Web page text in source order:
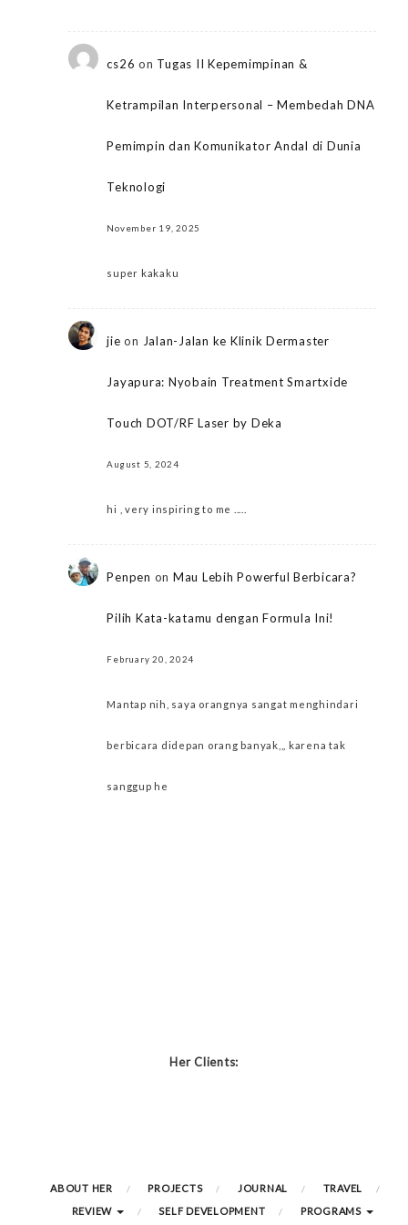
cs26 on Tugas II Kepemimpinan &
Ketrampilan Interpersonal – Membedah DNA
Pemimpin dan Komunikator Andal di Dunia
Teknologi
November 19, 2025
super kakaku
jie on Jalan-Jalan ke Klinik Dermaster
Jayapura: Nyobain Treatment Smartxide
Touch DOT/RF Laser by Deka
August 5, 2024
hi , very inspiring to me .....
Penpen on Mau Lebih Powerful Berbicara?
Pilih Kata-katamu dengan Formula Ini!
February 20, 2024
Mantap nih, saya orangnya sangat menghindari
berbicara didepan orang banyak,,, karena tak
sanggup he
Her Clients:
ABOUT HER PROJECTS JOURNAL
TRAVEL
REVIEW
SELF DEVELOPMENT PROGRAMS